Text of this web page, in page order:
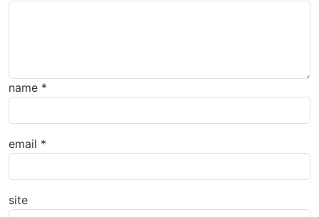
name *
email *
site